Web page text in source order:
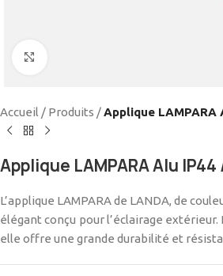
Accueil / Produits /Applique LAMPARA
Applique LAMPARA Alu IP44
L’applique LAMPARA de LANDA, de
élégant conçu pour l’éclairage
elle offre une grande durabilité et